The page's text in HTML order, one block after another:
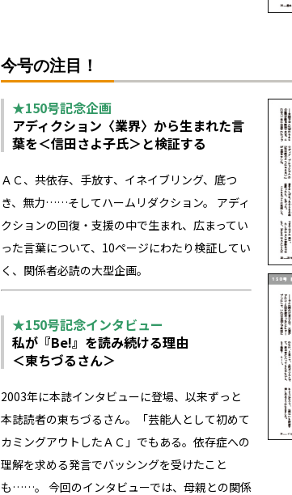
今号の注目！
★150号記念企画
アディクション〈業界〉から生まれた言
葉を＜信田さよ子氏＞と検証する
ＡＣ、共依存、手放す、イネイブリング、底つ
き、無力……そしてハームリダクション。 アディ
クションの回復・支援の中で生まれ、広まってい
った言葉について、10ページにわたり検証してい
く、関係者必読の大型企画。
★150号記念インタビュー
私が『Be!』を読み続ける理由
＜東ちづるさん＞
2003年に本誌インタビューに登場、以来ずっと
本誌読者の東ちづるさん。「芸能人として初めて
カミングアウトしたＡＣ」でもある。依存症への
理解を求める発言でバッシングを受けたこと
も……。 今回のインタビューでは、母親との関係